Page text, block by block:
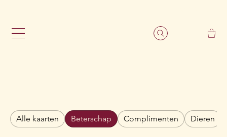
Alle kaarten Beterschap Complimenten Dieren